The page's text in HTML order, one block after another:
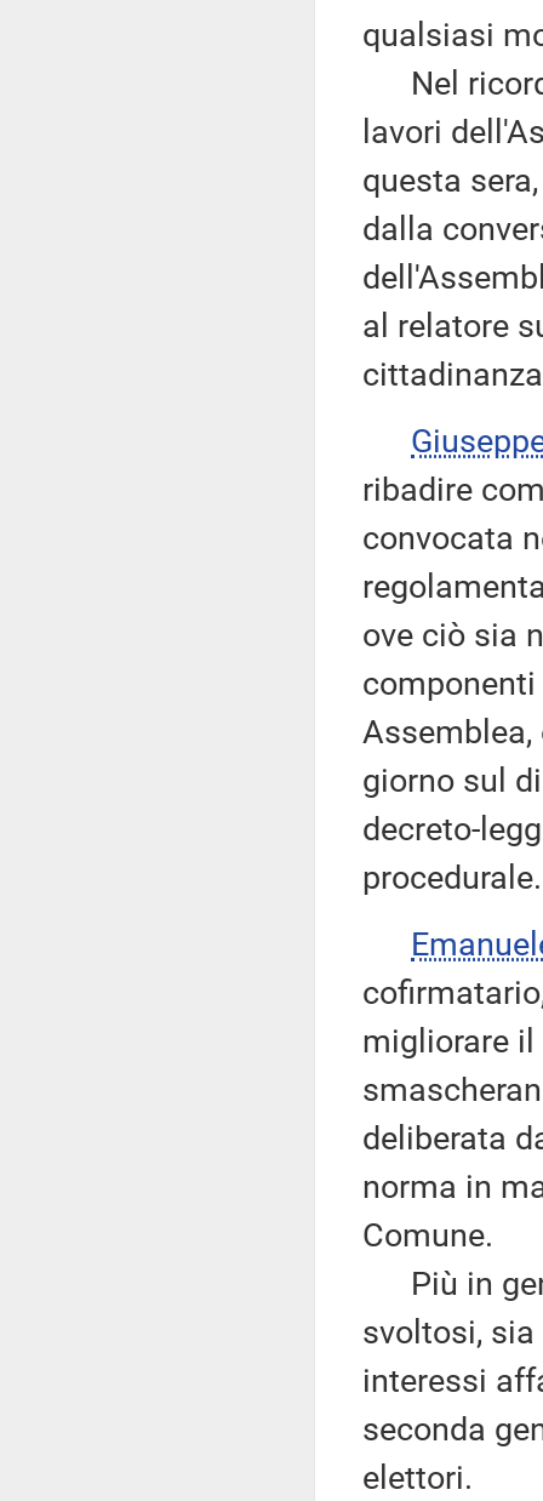
qualsiasi
Nel
lavori
questa
dalla
al relatore
ribadire
convocata
ove ciò sia
giorno sul
decreto-
procedurale.
migliorare
deliberata
norma in
Comune.
Più in
svoltosi,
interessi
seconda
elettori.